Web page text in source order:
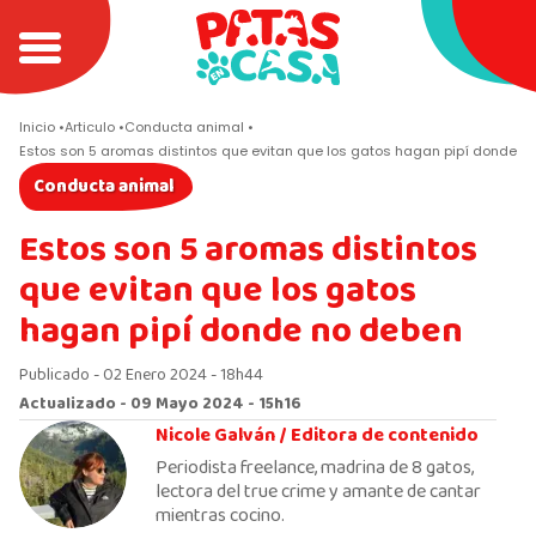
Inicio Articulo Conducta animal
Estos son 5 aromas distintos que evitan que los gatos hagan pipí donde
Conducta animal
Estos son 5 aromas distintos
que evitan que los gatos
hagan pipí donde no deben
Publicado - 02 Enero 2024 - 18h44
Actualizado - 09 Mayo 2024 - 15h16
Nicole Galván /Editora de contenido
Periodista freelance, madrina de 8 gatos,
lectora del true crime y amante de cantar
mientras cocino.